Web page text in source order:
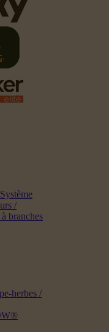
/
branches
herbes /